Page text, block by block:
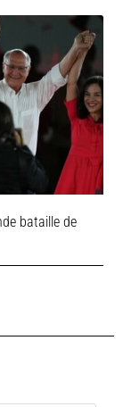
bataille de